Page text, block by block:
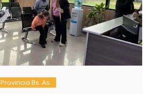
Provincia Bs. As.